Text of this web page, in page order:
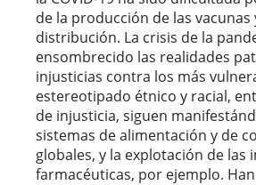
de la producción de las vacunas
distribución. La crisis de la
ensombrecido las realidades
injusticias contra los más
estereotipado étnico y racial,
de injusticia, siguen
sistemas de alimentación y de
globales, y la explotación de las
farmacéuticas, por ejemplo.